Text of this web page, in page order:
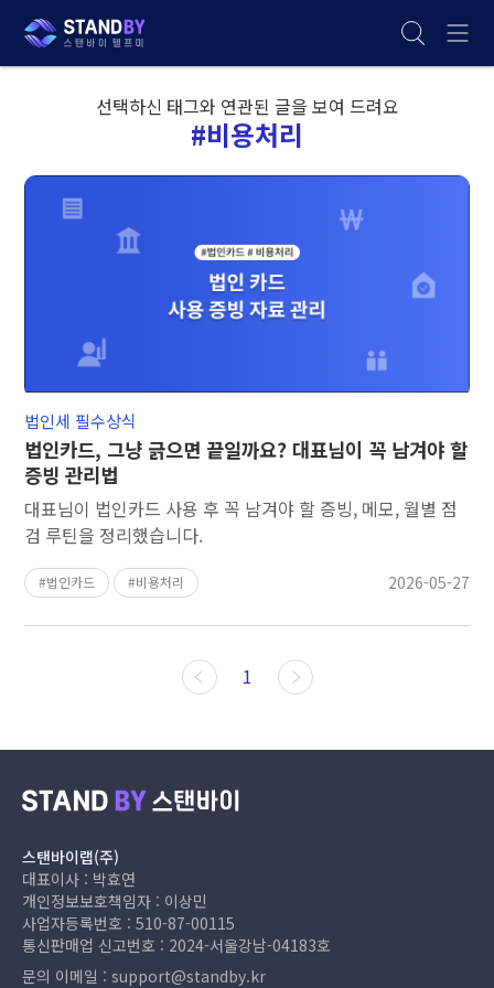
#비용처리
선택하신 태그와 연관된 글을 보여 드려요
법인카드, 그냥 긁으면 끝일까요? 대표님이 꼭 남겨야 할
증빙 관리법
대표님이 법인카드 사용 후 꼭 남겨야 할 증빙, 메모, 월별 점
검 루틴을 정리했습니다.
법인세 필수상식
법인카드 비용처리 2026-05-27
1
스탠바이랩(주)
대표이사 : 박효연
개인정보보호책임자 : 이상민
사업자등록번호 : 510-87-00115
통신판매업 신고번호 : 2024-서울강남-04183호
문의 이메일 : support@standby.kr